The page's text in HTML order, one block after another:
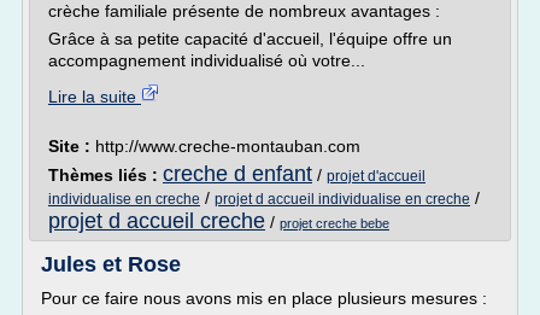
crèche familiale présente de nombreux avantages :
Grâce à sa petite capacité d'accueil, l'équipe offre un
accompagnement individualisé où votre...
Lire la suite
Site : http://www.creche-montauban.com
Thèmes liés : creche d enfant / projet d'accueil
individualise en creche / projet d accueil individualise en creche /
projet d accueil creche / projet creche bebe
Jules et Rose
Pour ce faire nous avons mis en place plusieurs mesures :